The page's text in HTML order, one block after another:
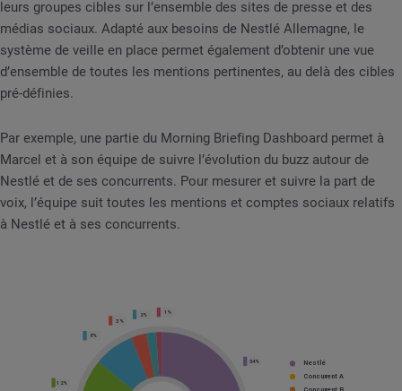
leurs groupes cibles sur l’ensemble des sites de presse et des
médias sociaux. Adapté aux besoins de Nestlé Allemagne, le
système de veille en place permet également d’obtenir une vue
d’ensemble de toutes les mentions pertinentes, au delà des cibles
pré-définies.
Par exemple, une partie du Morning Briefing Dashboard permet à
Marcel et à son équipe de suivre l’évolution du buzz autour de
Nestlé et de ses concurrents. Pour mesurer et suivre la part de
voix, l’équipe suit toutes les mentions et comptes sociaux relatifs
à Nestlé et à ses concurrents.